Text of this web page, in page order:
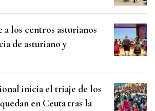
los centros asturianos
de asturiano y
inicia el triaje de los
en Ceuta tras la